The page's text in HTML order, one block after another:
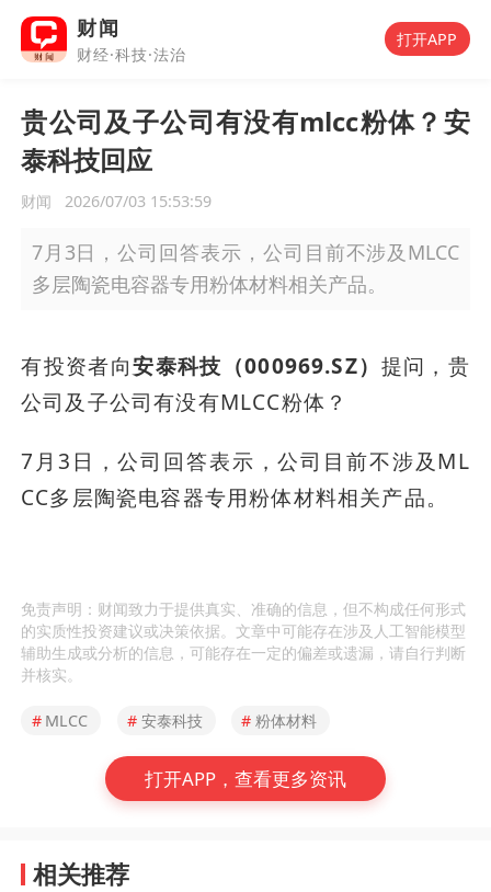
财闻
财经·科技·法治
打开APP
贵公司及子公司有没有mlcc粉体？安
泰科技回应
财闻 2026/07/03 15:53:59
7月3日，公司回答表示，公司目前不涉及MLCC
多层陶瓷电容器专用粉体材料相关产品。
有投资者向安泰科技（000969.SZ） 提问，贵
公司及子公司有没有MLCC粉体？
7月3日，公司回答表示，公司目前不涉及ML
CC多层陶瓷电容器专用粉体材料相关产品。
免责声明：财闻致力于提供真实、准确的信息，但不构成任何形式
的实质性投资建议或决策依据。文章中可能存在涉及人工智能模型
辅助生成或分析的信息，可能存在一定的偏差或遗漏，请自行判断
并核实。
# MLCC # 安泰科技 # 粉体材料
打开APP，查看更多资讯
相关推荐